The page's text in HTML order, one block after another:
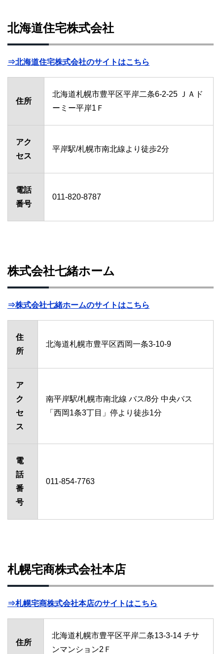
北海道住宅株式会社
⇒北海道住宅株式会社のサイトはこちら
住所
北海道札幌市豊平区平岸二条6-2-25 ＪＡド
ーミー平岸1Ｆ
アク
セス
平岸駅/札幌市南北線より徒歩2分
電話
番号
011-820-8787
株式会社七緒ホーム
⇒株式会社七緒ホームのサイトはこちら
住
所
北海道札幌市豊平区西岡一条3-10-9
ア
ク
セ
ス
南平岸駅/札幌市南北線 バス/8分 中央バス
「西岡1条3丁目」停より徒歩1分
電
話
番
号
011-854-7763
札幌宅商株式会社本店
⇒札幌宅商株式会社本店のサイトはこちら
住所
北海道札幌市豊平区平岸二条13-3-14 チサ
ンマンション2Ｆ